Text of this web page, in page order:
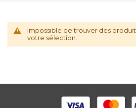
Impossible de trouver des
votre sélection.